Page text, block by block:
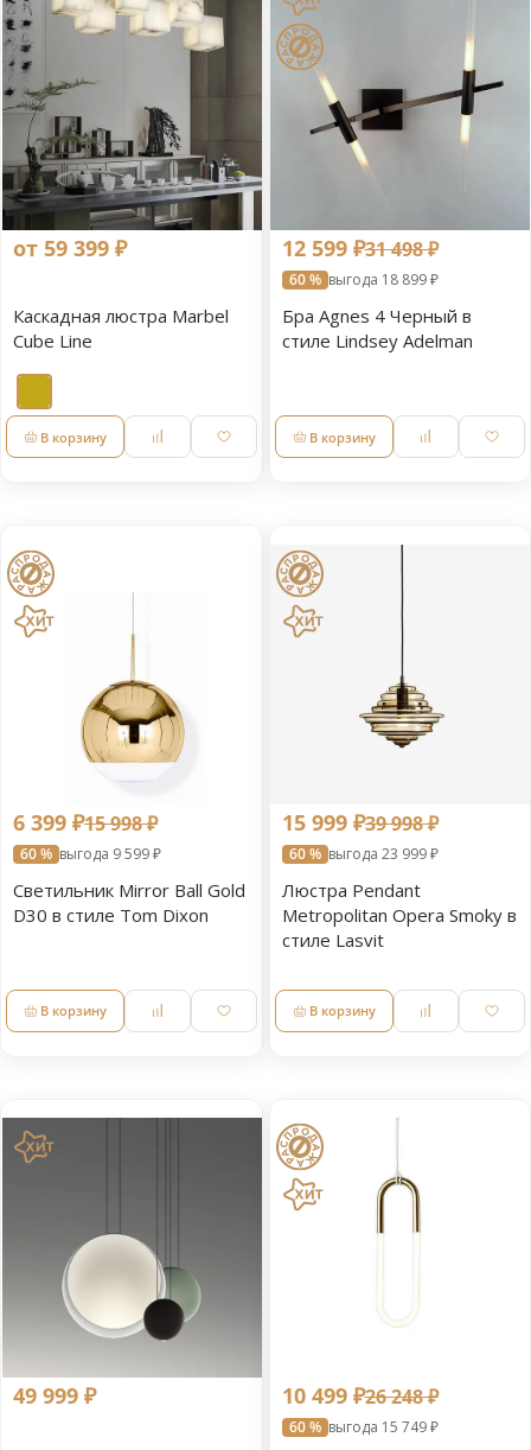
от 59 399 ₽
Каскадная люстра Marbel
Cube Line
В корзину
12 599 ₽31 498 ₽
60 % выгода 18 899 ₽
Бра Agnes 4 Черный в
стиле Lindsey Adelman
В корзину
6 399 ₽15 998 ₽
60 % выгода 9 599 ₽
Светильник Mirror Ball Gold
D30 в стиле Tom Dixon
В корзину
15 999 ₽39 998 ₽
60 % выгода 23 999 ₽
Люстра Pendant
Metropolitan Opera Smoky в
стиле Lasvit
В корзину
49 999 ₽ 10 499 ₽26 248 ₽
60 % выгода 15 749 ₽